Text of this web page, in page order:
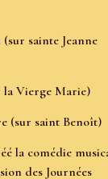
sainte Jeanne
la Vierge Marie)
(sur saint Benoît)
la comédie
des Journées